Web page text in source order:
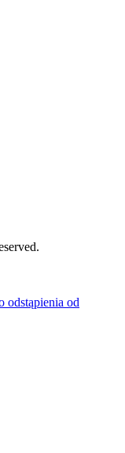
odstąpienia od